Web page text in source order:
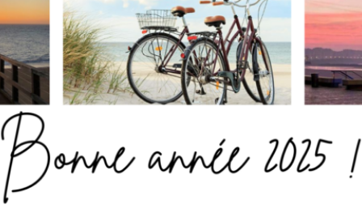
vous souhaite une merveilleuse année